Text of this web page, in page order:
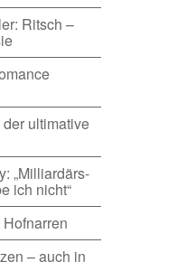
Ritsch –
ultimative
„Milliardärs-
ich nicht“
– auch in